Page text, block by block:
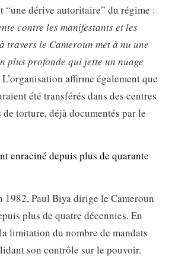
“une dérive autoritaire” du régime :
contre les manifestants et les
travers le Cameroun met à nu une
plus profonde qui jette un nuage
L’organisation affirme également que
été transférés dans des centres
de torture, déjà documentés par le
enraciné depuis plus de quarante
Paul Biya dirige le Cameroun
plus de quatre décennies. En
limitation du nombre de mandats
son contrôle sur le pouvoir.